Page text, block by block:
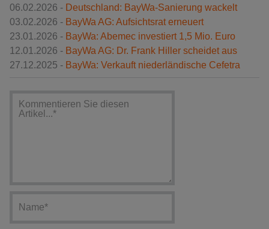
06.02.2026 - Deutschland: BayWa-Sanierung wackelt
03.02.2026 - BayWa AG: Aufsichtsrat erneuert
23.01.2026 - BayWa: Abemec investiert 1,5 Mio. Euro
12.01.2026 - BayWa AG: Dr. Frank Hiller scheidet aus
27.12.2025 - BayWa: Verkauft niederländische Cefetra